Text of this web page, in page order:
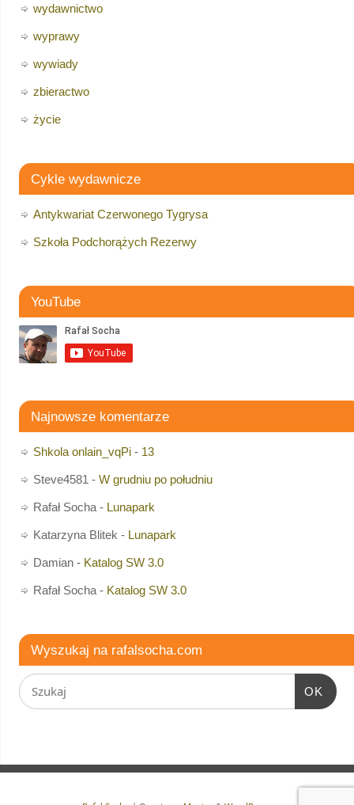
wydawnictwo
wyprawy
wywiady
zbieractwo
życie
Cykle wydawnicze
Antykwariat Czerwonego Tygrysa
Szkoła Podchorążych Rezerwy
YouTube
Najnowsze komentarze
Shkola onlain_vqPi- 13
Steve4581 - W grudniu po południu
Rafał Socha- Lunapark
Katarzyna Blitek - Lunapark
Damian- Katalog SW 3.0
Rafał Socha- Katalog SW 3.0
Wyszukaj na rafalsocha.com
OK